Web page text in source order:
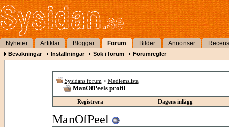
Nyheter Artiklar Bloggar Forum Bilder Annonser
Bevakningar Inställningar Sök i forum Forumregler
Sysidans forum > Medlemslista
ManOfPeels profil
Registrera Dagens inlägg
ManOfPeel